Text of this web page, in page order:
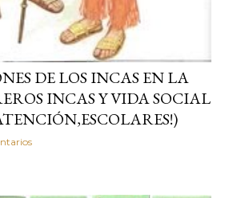
DE LOS INCAS EN LA
INCAS Y VIDA SOCIAL